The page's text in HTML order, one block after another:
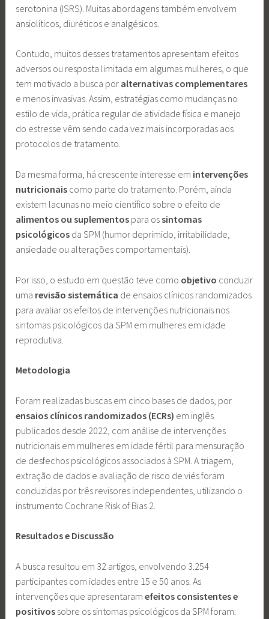
serotonina (ISRS). Muitas abordagens também envolvem
ansiolíticos, diuréticos e analgésicos.
Contudo, muitos desses tratamentos apresentam efeitos
adversos ou resposta limitada em algumas mulheres, o que
tem motivado a busca por alternativas complementares
e menos invasivas. Assim, estratégias como mudanças no
estilo de vida, prática regular de atividade física e manejo
do estresse vêm sendo cada vez mais incorporadas aos
protocolos de tratamento.
Da mesma forma, há crescente interesse em intervenções
nutricionais como parte do tratamento. Porém, ainda
existem lacunas no meio científico sobre o efeito de
alimentos ou suplementos para ossintomas
psicológicos da SPM (humor deprimido, irritabilidade,
ansiedade ou alterações comportamentais).
Por isso, o estudo em questão teve como objetivo conduzir
uma revisão sistemática de ensaios clínicos randomizados
para avaliar os efeitos de intervenções nutricionais nos
sintomas psicológicos da SPM em mulheres em idade
reprodutiva.
Metodologia
Foram realizadas buscas em cinco bases de dados, por
ensaios clínicos randomizados (ECRs) em inglês
publicados desde 2022, com análise de intervenções
nutricionais em mulheres em idade fértil para mensuração
de desfechos psicológicos associados à SPM. A triagem,
extração de dados e avaliação de risco de viés foram
conduzidas por três revisores independentes, utilizando o
instrumento Cochrane Risk of Bias 2.
Resultados e Discussão
A busca resultou em 32 artigos, envolvendo 3.254
participantes com idades entre 15 e 50 anos. As
intervenções que apresentaramefeitos consistentese
positivos sobre os sintomas psicológicos da SPM foram: